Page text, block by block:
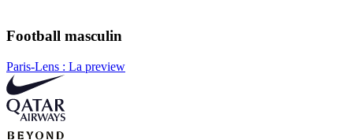
Football masculin
Paris-Lens : La preview